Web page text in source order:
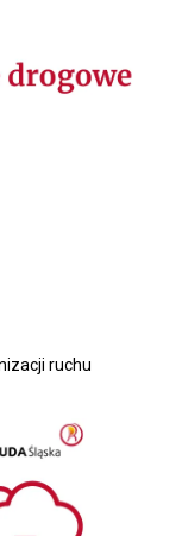
ruchu